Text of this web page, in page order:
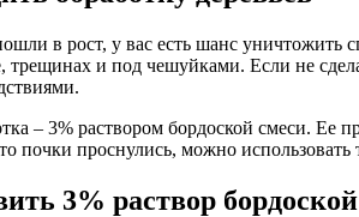
в рост, у вас есть шанс уничтожить
трещинах и под чешуйками. Если не
– 3% раствором бордоской смеси. Ее
почки проснулись, можно использовать
3% раствор